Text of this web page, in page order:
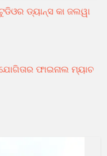
ଡ୍ୟାନ୍ସ କା ଜଲୱା
ଫାଇନାଲ ମ୍ୟାଚ